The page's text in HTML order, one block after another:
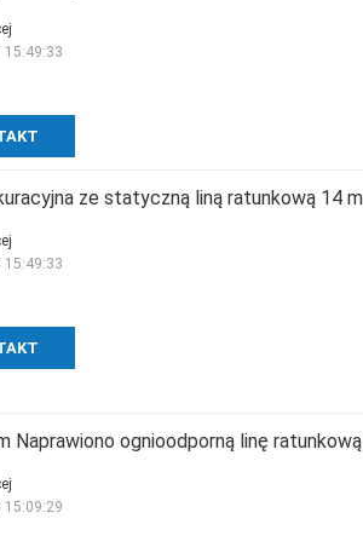
15:49:33
ze statyczną liną ratunkową 14
15:49:33
Naprawiono ognioodporną linę
15:09:29